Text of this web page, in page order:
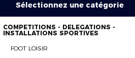
Sélectionnez une catégorie
COMPETITIONS - DELEGATIONS -
INSTALLATIONS SPORTIVES
FOOT LOISIR